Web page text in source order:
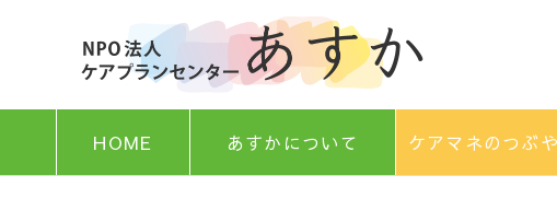
HOME あすかについて ケアマネのつぶ